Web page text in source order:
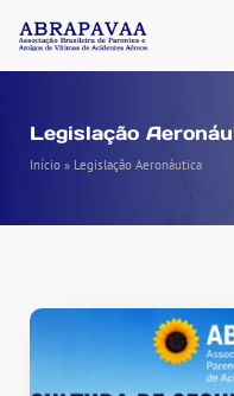
Legislação
Início » Legislação Aeronáutica